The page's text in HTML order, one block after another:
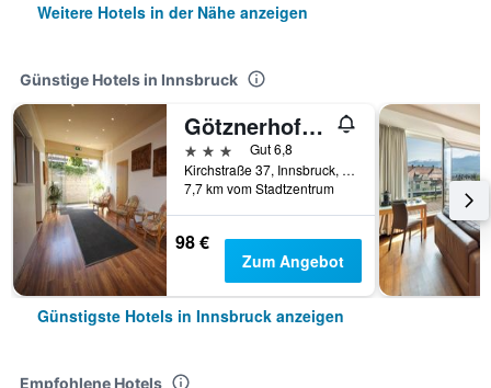
Weitere Hotels in der Nähe anzeigen
Günstige Hotels in Innsbruck
Götznerhof - Self-Check-in
3 Sterne
Gut 6,8
Kirchstraße 37, Innsbruck, Tirol, Österreich
7,7 km vom Stadtzentrum
98 €
Zum Angebot
Günstigste Hotels in Innsbruck anzeigen
Empfohlene Hotels